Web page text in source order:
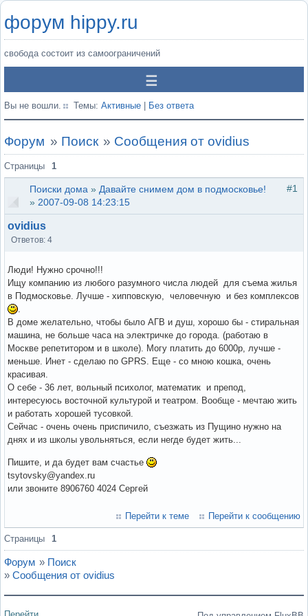
форум hippy.ru
свобода состоит из самоограничений
Вы не вошли. Темы: Активные Без ответа
Форум » Поиск » Сообщения от ovidius
Страницы 1
#1
Поиски дома » Давайте снимем дом в подмосковье!
» 2007-09-08 14:23:15
ovidius
Ответов: 4
Люди! Нужно срочно!!!
Ищу компанию из любого разумного числа людей для съема жилья
в Подмосковье. Лучше - хипповскую, человечную и без комплексов
В доме желательно, чтобы было АГВ и душ, хорошо бы - стиральная
машина, не больше часа на электричке до города. (работаю в
Москве репетитором и в школе). Могу платить до 6000p, лучше -
меньше. Инет - сделаю по GPRS. Еще - со мною кошка, очень
красивая.
О себе - 36 лет, вольный психолог, математик и препод,
интересуюсь восточной культурой и театром. Вообще - мечтаю жить
и работать хорошей тусовкой.
Сейчас - очень очень приспичило, съезжать из Пущино нужно на
днях и из школы увольняться, если негде будет жить...
Пишите, и да будет вам счастье
tsytovsky@yandex.ru
или звоните 8906760 4024 Сергей
Перейти к теме Перейти к сообщению
Страницы 1
Форум » Поиск
» Сообщения от ovidius